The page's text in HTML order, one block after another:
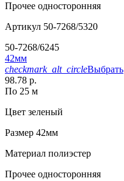
Прочее односторонняя
Артикул 50-7268/5320
50-7268/6245
42мм
checkmark_alt_circleВыбрать
98.78 р.
По 25 м
Цвет зеленый
Размер 42мм
Материал полиэстер
Прочее односторонняя